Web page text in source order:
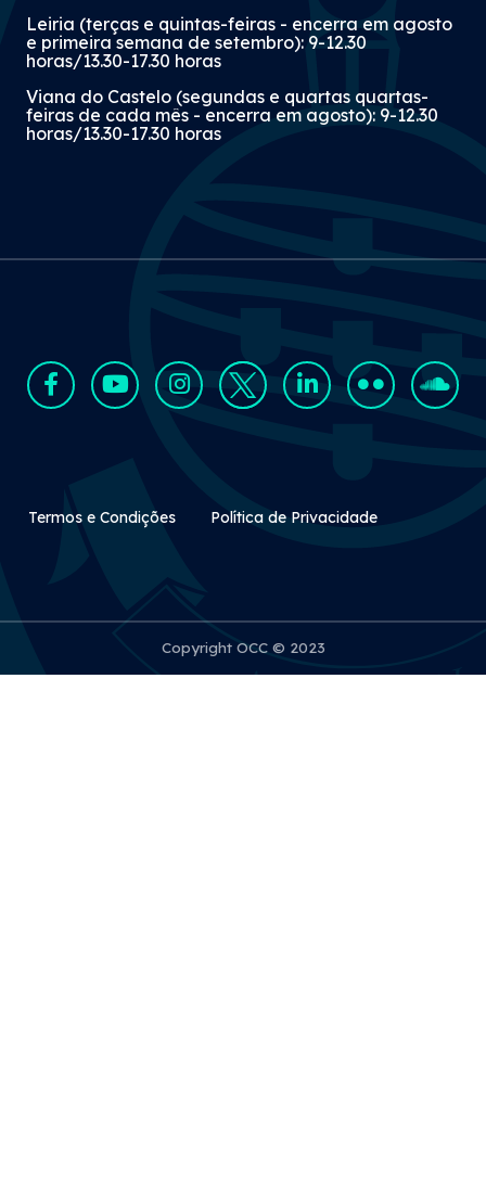
Leiria (terças e quintas-feiras - encerra em agosto
e primeira semana de setembro): 9-12.30
horas/13.30-17.30 horas
Viana do Castelo (segundas e quartas quartas-
feiras de cada mês - encerra em agosto): 9-12.30
horas/13.30-17.30 horas
Rodapé Secundário
Termos e Condições Política de Privacidade
Copyright OCC © 2023